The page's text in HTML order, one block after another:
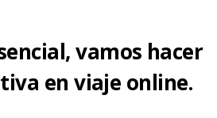
vamos hacer
en viaje online.